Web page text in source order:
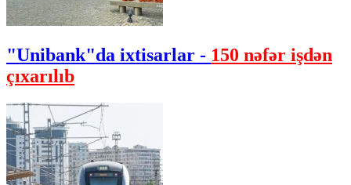
"Unibank"da ixtisarlar - 150 nəfər işdən
çıxarılıb